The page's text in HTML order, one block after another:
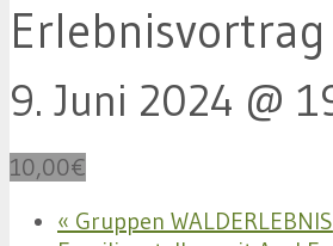
9. Juni 2024 @
10,00€
« Gruppen WALDERLEBNIS